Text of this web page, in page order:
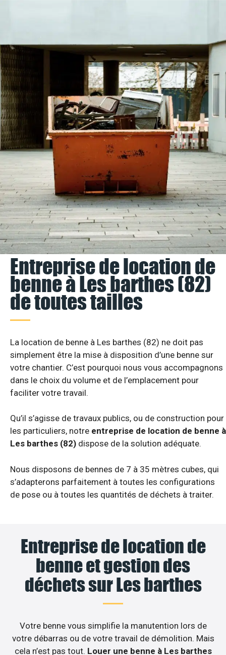
Entreprise de location de
benne à Les barthes (82)
de toutes tailles
La location de benne à Les barthes (82) ne doit pas
simplement être la mise à disposition d’une benne sur
votre chantier. C’est pourquoi nous vous accompagnons
dans le choix du volume et de l’emplacement pour
faciliter votre travail.
Qu’il s’agisse de travaux publics, ou de construction pour
les particuliers, notre entreprise de location de benne à
Les barthes (82) dispose de la solution adéquate.
Nous disposons de bennes de 7 à 35 mètres cubes, qui
s’adapterons parfaitement à toutes les configurations
de pose ou à toutes les quantités de déchets à traiter.
Entreprise de location de
benne et gestion des
déchets sur Les barthes
Votre benne vous simplifie la manutention lors de
votre débarras ou de votre travail de démolition. Mais
cela n’est pas tout. Louer une benne à Les barthes